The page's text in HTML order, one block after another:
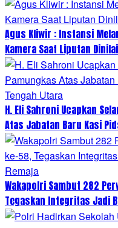
Agus Kliwir : Instansi
Kamera Saat Liputan
H. Eli Sahroni Ucapkan
Atas Jabatan Baru Kasi
Wakapolri Sambut 282
Tegaskan Integritas Jadi